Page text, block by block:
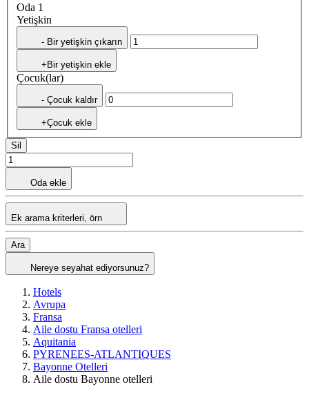
Oda 1
Yetişkin
- Bir yetişkin çıkarın
+Bir yetişkin ekle
Çocuk(lar)
- Çocuk kaldır
+Çocuk ekle
Sil
Oda ekle
Ek arama kriterleri, örn
Ara
Nereye seyahat ediyorsunuz?
Hotels
Avrupa
Fransa
Aile dostu Fransa otelleri
Aquitania
PYRENEES-ATLANTIQUES
Bayonne Otelleri
Aile dostu Bayonne otelleri